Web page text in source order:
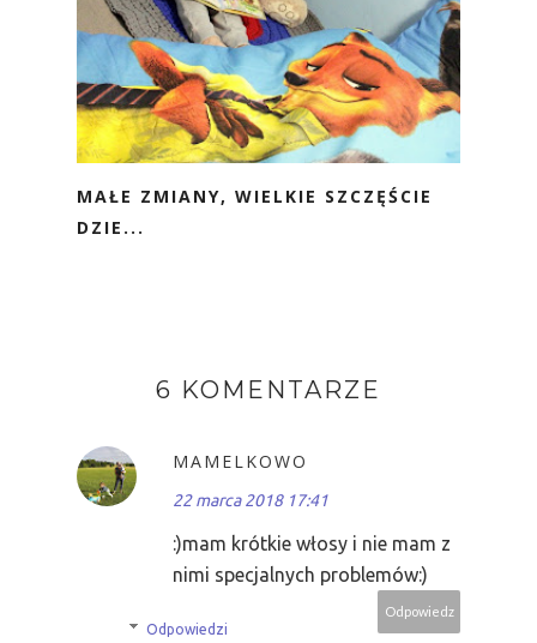
MAŁE ZMIANY, WIELKIE SZCZĘŚCIE
DZIE...
6 KOMENTARZE
MAMELKOWO
22 marca 2018 17:41
:)mam krótkie włosy i nie mam z
nimi specjalnych problemów:)
Odpowiedz
Odpowiedzi